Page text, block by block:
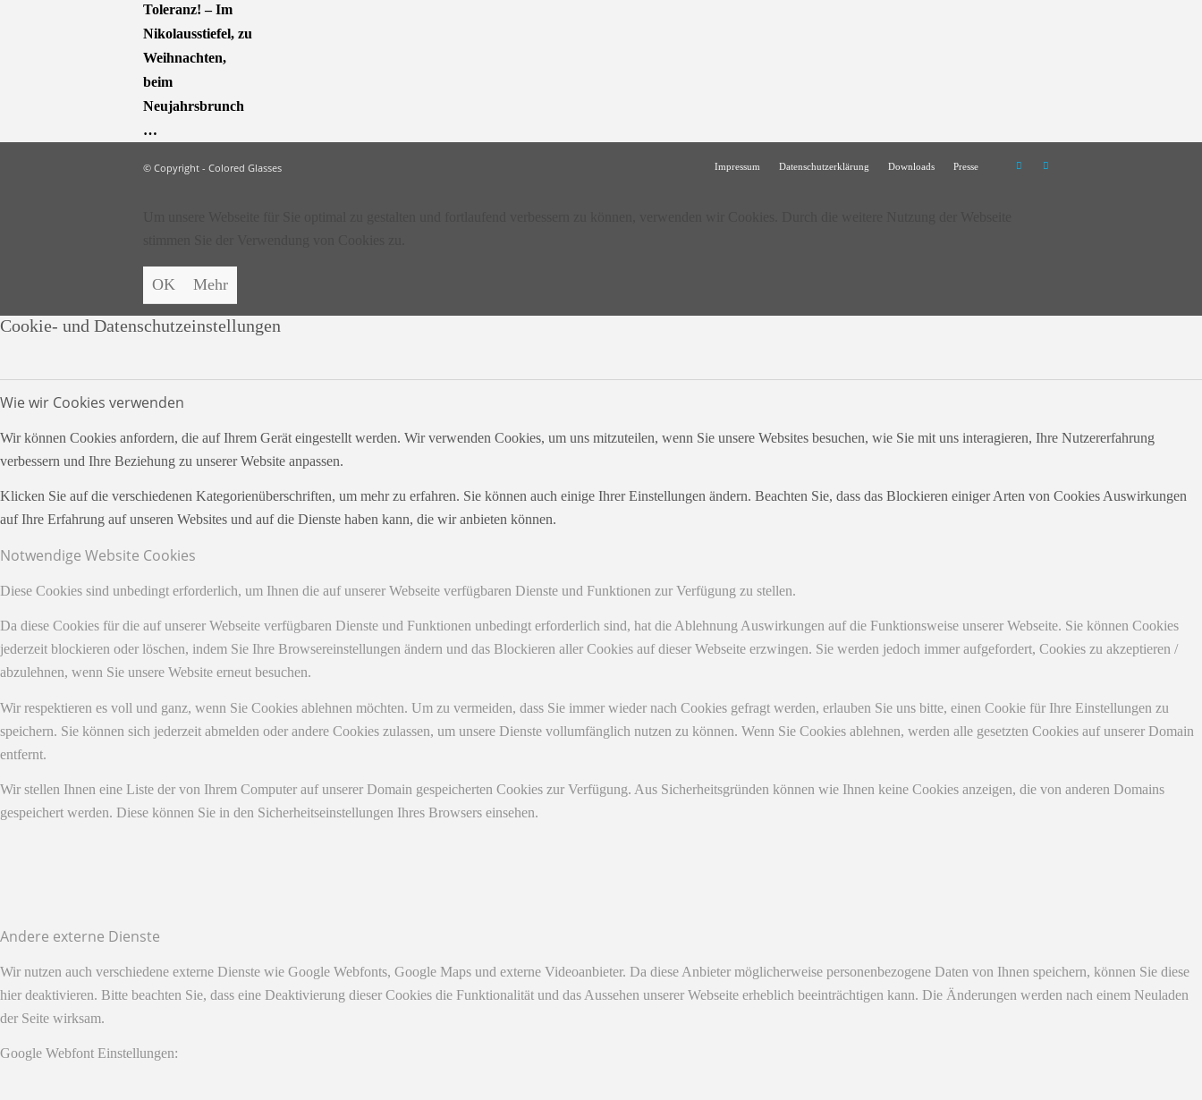
Toleranz! – Im
Nikolausstiefel, zu
Weihnachten,
beim
Neujahrsbrunch
…
© Copyright - Colored Glasses Impressum Datenschutzerklärung Downloads Presse
OK Mehr
Cookie- und Datenschutzeinstellungen
Wie wir Cookies verwenden
Wir können Cookies anfordern, die auf Ihrem Gerät eingestellt werden. Wir verwenden Cookies, um uns mitzuteilen, wenn Sie unsere Websites besuchen, wie Sie mit uns interagieren, Ihre Nutzererfahrung
verbessern und Ihre Beziehung zu unserer Website anpassen.
Klicken Sie auf die verschiedenen Kategorienüberschriften, um mehr zu erfahren. Sie können auch einige Ihrer Einstellungen ändern. Beachten Sie, dass das Blockieren einiger Arten von Cookies Auswirkungen
auf Ihre Erfahrung auf unseren Websites und auf die Dienste haben kann, die wir anbieten können.
Notwendige Website Cookies
Diese Cookies sind unbedingt erforderlich, um Ihnen die auf unserer Webseite verfügbaren Dienste und Funktionen zur Verfügung zu stellen.
Da diese Cookies für die auf unserer Webseite verfügbaren Dienste und Funktionen unbedingt erforderlich sind, hat die Ablehnung Auswirkungen auf die Funktionsweise unserer Webseite. Sie können Cookies
jederzeit blockieren oder löschen, indem Sie Ihre Browsereinstellungen ändern und das Blockieren aller Cookies auf dieser Webseite erzwingen. Sie werden jedoch immer aufgefordert, Cookies zu akzeptieren /
abzulehnen, wenn Sie unsere Website erneut besuchen.
Wir respektieren es voll und ganz, wenn Sie Cookies ablehnen möchten. Um zu vermeiden, dass Sie immer wieder nach Cookies gefragt werden, erlauben Sie uns bitte, einen Cookie für Ihre Einstellungen zu
speichern. Sie können sich jederzeit abmelden oder andere Cookies zulassen, um unsere Dienste vollumfänglich nutzen zu können. Wenn Sie Cookies ablehnen, werden alle gesetzten Cookies auf unserer Domain
entfernt.
Wir stellen Ihnen eine Liste der von Ihrem Computer auf unserer Domain gespeicherten Cookies zur Verfügung. Aus Sicherheitsgründen können wie Ihnen keine Cookies anzeigen, die von anderen Domains
gespeichert werden. Diese können Sie in den Sicherheitseinstellungen Ihres Browsers einsehen.
Andere externe Dienste
Wir nutzen auch verschiedene externe Dienste wie Google Webfonts, Google Maps und externe Videoanbieter. Da diese Anbieter möglicherweise personenbezogene Daten von Ihnen speichern, können Sie diese
hier deaktivieren. Bitte beachten Sie, dass eine Deaktivierung dieser Cookies die Funktionalität und das Aussehen unserer Webseite erheblich beeinträchtigen kann. Die Änderungen werden nach einem Neuladen
der Seite wirksam.
Google Webfont Einstellungen: